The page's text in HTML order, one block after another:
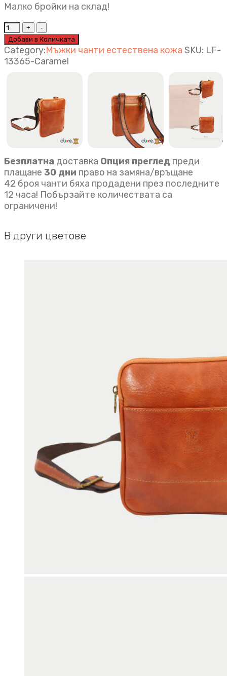
Малко бройки на склад!
Мъжка
чанта
Elio
карамел
Добави в Количката
Category:Мъжки чанти естествена кожа SKU: LF-
13365-Caramel
Безплатна доставка Опция преглед преди
плащане 30 дни право на замяна/връщане
42 броя чанти бяха продадени през последните
12 часа! Побързайте количествата са
ограничени!
В други цветове